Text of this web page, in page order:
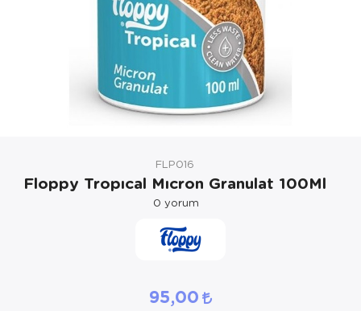
FLP016
Floppy Tropıcal Mıcron Granulat 100Ml
0 yorum
95,00